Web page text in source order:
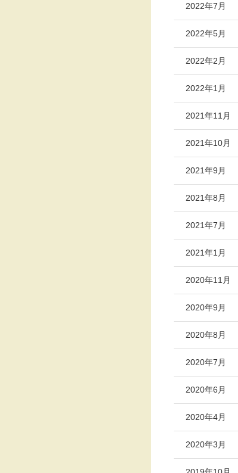
2022年7月
2022年5月
2022年2月
2022年1月
2021年11月
2021年10月
2021年9月
2021年8月
2021年7月
2021年1月
2020年11月
2020年9月
2020年8月
2020年7月
2020年6月
2020年4月
2020年3月